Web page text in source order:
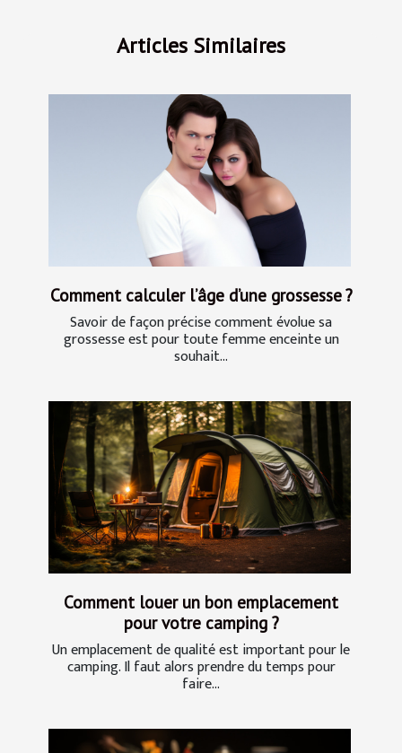
Articles Similaires
Comment calculer l’âge d’une grossesse ?
Savoir de façon précise comment évolue sa
grossesse est pour toute femme enceinte un
souhait...
Comment louer un bon emplacement
pour votre camping ?
Un emplacement de qualité est important pour le
camping. Il faut alors prendre du temps pour
faire...